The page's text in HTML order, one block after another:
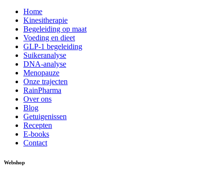
Home
Kinesitherapie
Begeleiding op maat
Voeding en dieet
GLP-1 begeleiding
Suikeranalyse
DNA-analyse
Menopauze
Onze trajecten
RainPharma
Over ons
Blog
Getuigenissen
Recepten
E-books
Contact
Webshop